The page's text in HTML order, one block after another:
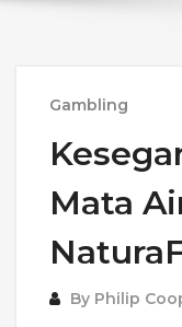
Gambling
Mata
By Philip